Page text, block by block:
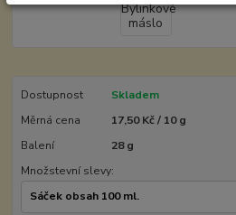
Dostupnost
Skladem
Měrná cena
17,50 Kč / 10 g
Balení
28 g
Množstevní slevy: